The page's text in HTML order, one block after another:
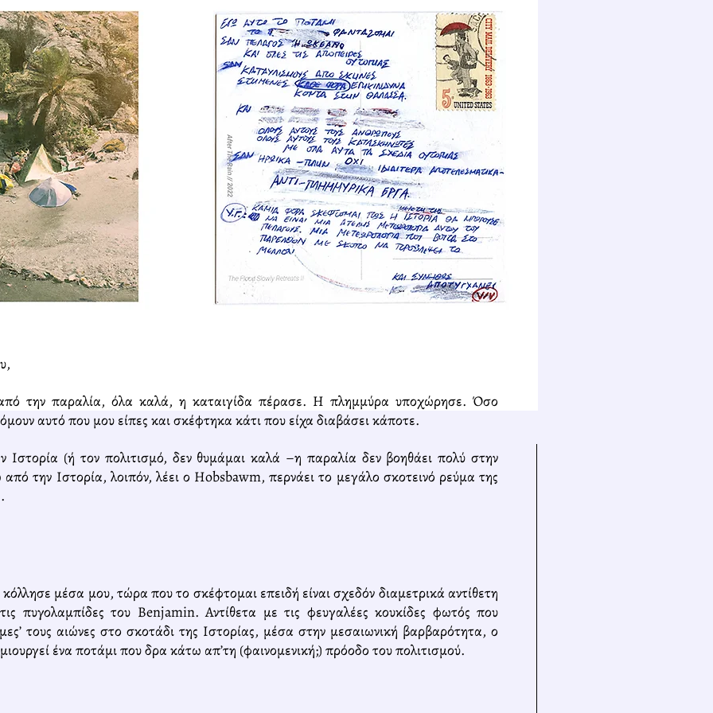
την παραλία, όλα καλά, η καταιγίδα πέρασε. Η πλημμύρα υποχώρησε. Όσο
αυτό που μου είπες και σκέφτηκα κάτι που είχα διαβάσει κάποτε.
(ή τον πολιτισμό, δεν θυμάμαι καλά –η παραλία δεν βοηθάει πολύ στην
την Ιστορία, λοιπόν, λέει ο Hobsbawm, περνάει το μεγάλο σκοτεινό ρεύμα της
κόλλησε μέσα μου, τώρα που το σκέφτομαι επειδή είναι σχεδόν διαμετρικά αντίθετη
πυγολαμπίδες του Benjamin. Αντίθετα με τις φευγαλέες κουκίδες φωτός που
τους αιώνες στο σκοτάδι της Ιστορίας, μέσα στην μεσαιωνική βαρβαρότητα, ο
ένα ποτάμι που δρα κάτω απ’τη (φαινομενική;) πρόοδο του πολιτισμού.